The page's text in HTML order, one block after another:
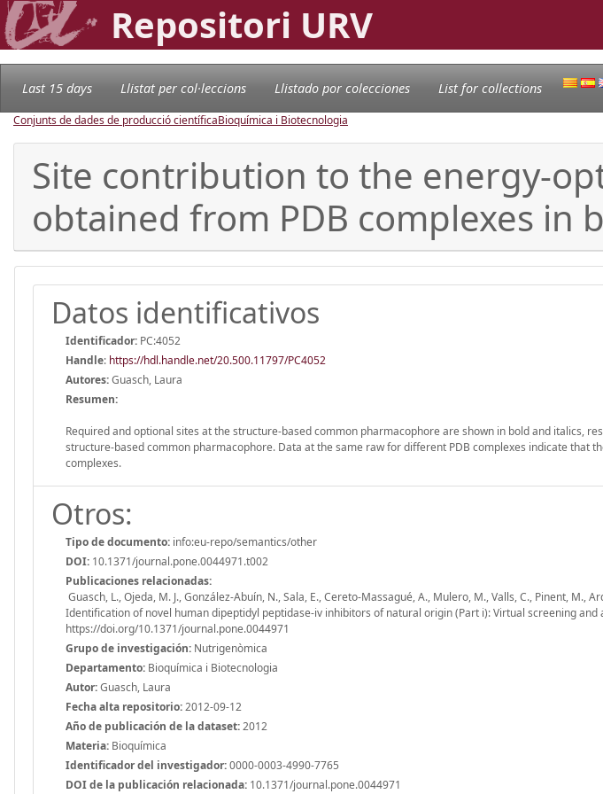
Repositori URV
Last 15 days Llistat per col·leccions Llistado por colecciones List for collections
Conjunts de dades de producció científicaBioquímica i Biotecnologia
Site contribution to the energy-
obtained from PDB complexes in
Datos identificativos
Identificador: PC:4052
Handle: https://hdl.handle.net/20.500.11797/PC4052
Autores:Guasch, Laura
Resumen:
Required and optional sites at the structure-based common pharmacophore are shown in bold and italics,
structure-based common pharmacophore. Data at the same raw for different PDB complexes indicate that
complexes.
Otros:
Tipo de documento: info:eu-repo/semantics/other
DOI: 10.1371/journal.pone.0044971.t002
Publicaciones relacionadas:
Guasch, L., Ojeda, M. J., González-Abuín, N., Sala, E., Cereto-Massagué, A., Mulero, M., Valls, C., Pinent, M.,
Identification of novel human dipeptidyl peptidase-iv inhibitors of natural origin (Part i): Virtual screening and
https://doi.org/10.1371/journal.pone.0044971
Grupo de investigación: Nutrigenòmica
Departamento: Bioquímica i Biotecnologia
Autor:Guasch, Laura
Fecha alta repositorio:2012-09-12
Año de publicación de la dataset:2012
Materia: Bioquímica
Identificador del investigador:0000-0003-4990-7765
DOI de la publicación relacionada: 10.1371/journal.pone.0044971